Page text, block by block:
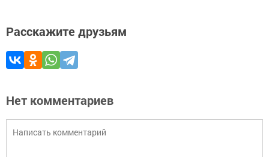
Расскажите друзьям
Нет комментариев